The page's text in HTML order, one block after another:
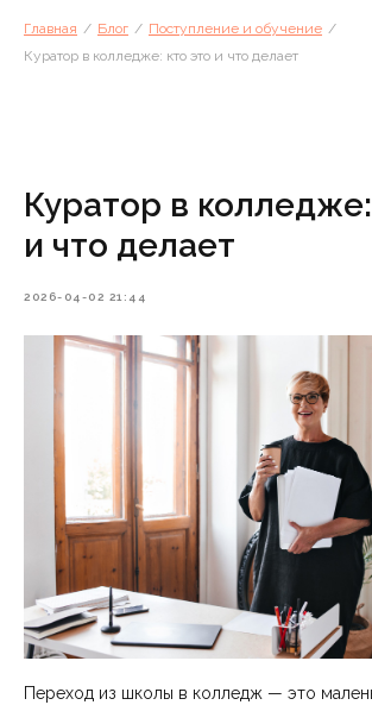
Главная / Блог / Поступление и обучение /
Куратор в колледже: кто это и что делает
Куратор в
и что делает
2026-04-02 21:44
Переход из школы в колледж — это